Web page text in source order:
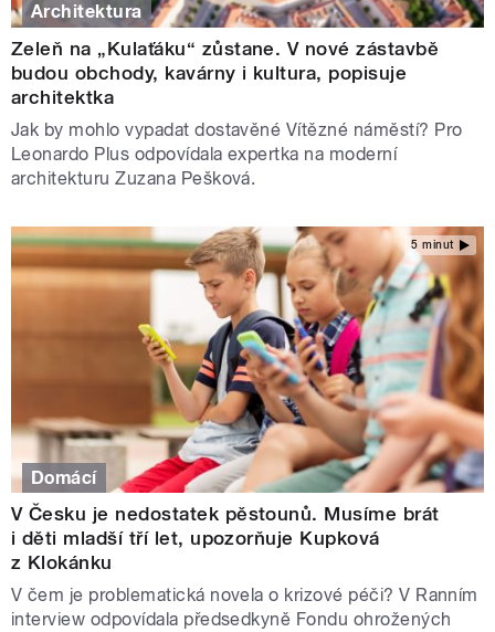
Architektura
Zeleň na „Kulaťáku“ zůstane. V nové zástavbě
budou obchody, kavárny i kultura, popisuje
architektka
Jak by mohlo vypadat dostavěné Vítězné náměstí? Pro
Leonardo Plus odpovídala expertka na moderní
architekturu Zuzana Pešková.
5 minut
Domácí
V Česku je nedostatek pěstounů. Musíme brát
i děti mladší tří let, upozorňuje Kupková
z Klokánku
V čem je problematická novela o krizové péči? V Ranním
interview odpovídala předsedkyně Fondu ohrožených